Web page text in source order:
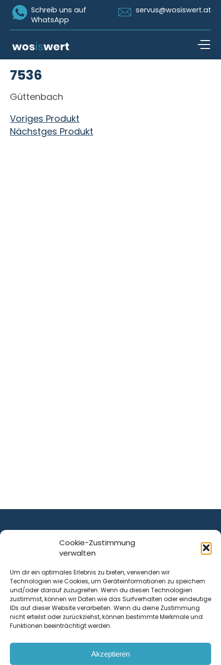
Cookie-Zustimmung
verwalten
Um dir ein optimales Erlebnis zu bieten, verwenden wir
Technologien wie Cookies, um Geräteinformationen zu speichern
und/oder darauf zuzugreifen. Wenn du diesen Technologien
zustimmst, können wir Daten wie das Surfverhalten oder eindeutige
IDs auf dieser Website verarbeiten. Wenn du deine Zustimmung
nicht erteilst oder zurückziehst, können bestimmte Merkmale und
Funktionen beeinträchtigt werden.
Akzeptieren
Icon Whatsapp
Schreib uns auf
WhatsApp
Icon Email
servus@wosiswert.at
7536
Güttenbach
Beitragsnavigation
Voriges Produkt
Nächstges Produkt
ist ein Service von
Krenn Real GmbH
Tischlerstraße 12
4050Traun| Österreich
Kontakt